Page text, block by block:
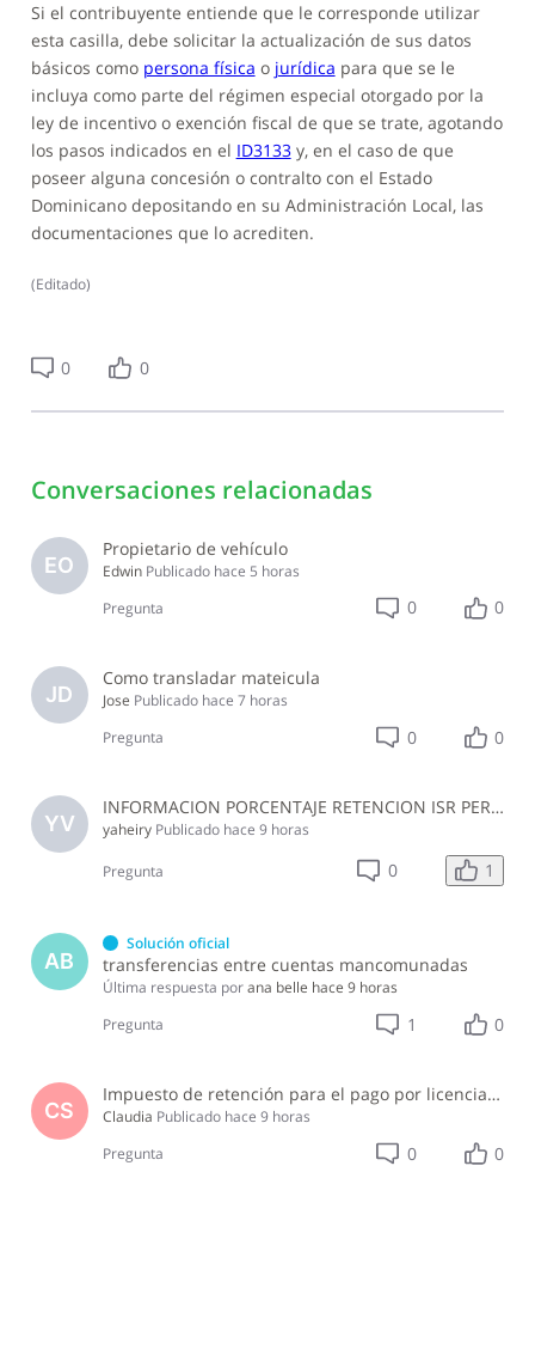
Si el contribuyente entiende que le corresponde utilizar
esta casilla, debe solicitar la actualización de sus datos
básicos como persona física o jurídica para que se le
incluya como parte del régimen especial otorgado por la
ley de incentivo o exención fiscal de que se trate, agotando
los pasos indicados en el ID3133y, en el caso de que
poseer alguna concesión o contralto con el Estado
Dominicano depositando en su Administración Local, las
documentaciones que lo acrediten.
(Editado)
0 0
Conversaciones relacionadas
EO
Propietario de vehículo
Edwin Publicado hace 5 horas
Pregunta
0 0
JD
Como transladar mateicula
Jose Publicado hace 7 horas
Pregunta
0 0
YV
INFORMACION PORCENTAJE RETENCION ISR PERSONAS NO PROFESIONALES, EMPRESA JURIDICA NO DEL SECTOR CONSTRUCCION JULIO 2026
yaheiry Publicado hace 9 horas
Pregunta 0 1
AB
Solución oficial
transferencias entre cuentas mancomunadas
Última respuesta porana belle hace 9 horas
Pregunta
1 0
CS
Impuesto de retención para el pago por licencia de software y soporte de software ?
Claudia Publicado hace 9 horas
Pregunta
0 0